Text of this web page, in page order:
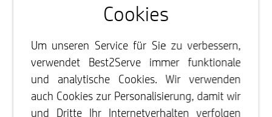
Cookies
Um unseren Service für Sie zu verbessern,
verwendet Best2Serve immer funktionale
und analytische Cookies. Wir verwenden
auch Cookies zur Personalisierung, damit wir
und Dritte Ihr Internetverhalten verfolgen